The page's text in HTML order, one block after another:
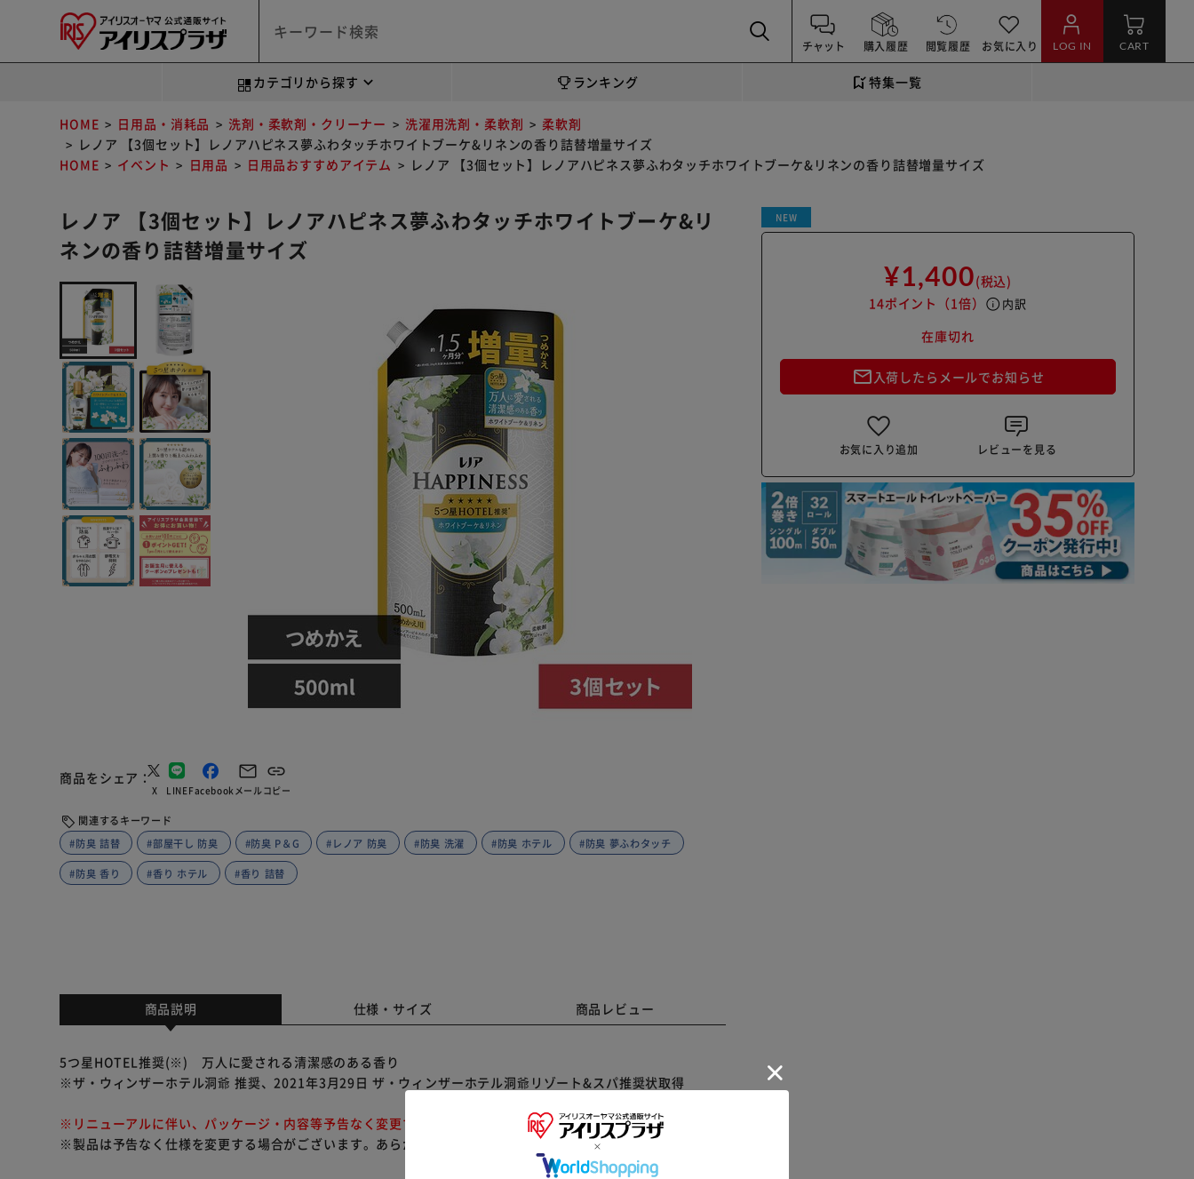
チャット 購入履歴 閲覧履歴 お気に入り LOG IN CART
カテゴリから探す ランキング 特集一覧
HOME 日用品・消耗品 洗剤・柔軟剤・クリーナー 洗濯用洗剤・柔軟剤
柔軟剤
レノア 【3個セット】レノアハピネス夢ふわタッチホワイトブーケ&リネンの香り詰替増量サイズ
HOME
イベント 日用品 日用品おすすめアイテム レノア 【3個セット】レノアハピネス夢ふわタッチホワイトブーケ&リネンの香り詰替増量サイズ
レノア 【3個セット】レノアハピネス夢ふわタッチホワイトブーケ&リ
ネンの香り詰替増量サイズ
商品をシェア
X LINEFacebookメールコピー
関連するキーワード
#防臭 詰替
#部屋干し 防臭 #防臭 P＆G #レノア 防臭 #防臭 洗濯 #防臭 ホテル #防臭 夢ふわタッチ
#防臭 香り #香り ホテル #香り 詰替
NEW
¥1,400(税込)
14ポイント （1倍） info 内訳
在庫切れ
mail_outline 入荷したらメールでお知らせ
お気に入り追加 レビューを見る
商品説明 仕様・サイズ 商品レビュー
5つ星HOTEL推奨(※) 万人に愛される清潔感のある香り
※ザ・ウィンザーホテル洞爺 推奨、2021年3月29日 ザ・ウィンザーホテル洞爺リゾート&スパ推奨状取得
※リニューアルに伴い、パッケージ・内容等予告なく変更する場合がございます。予めご了承ください。
※製品は予告なく仕様を変更する場合がございます。あらかじめご了承ください。
※ご確認ください